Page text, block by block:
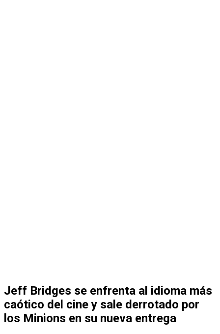
Jeff Bridges se enfrenta al idioma más
caótico del cine y sale derrotado por
los Minions en su nueva entrega